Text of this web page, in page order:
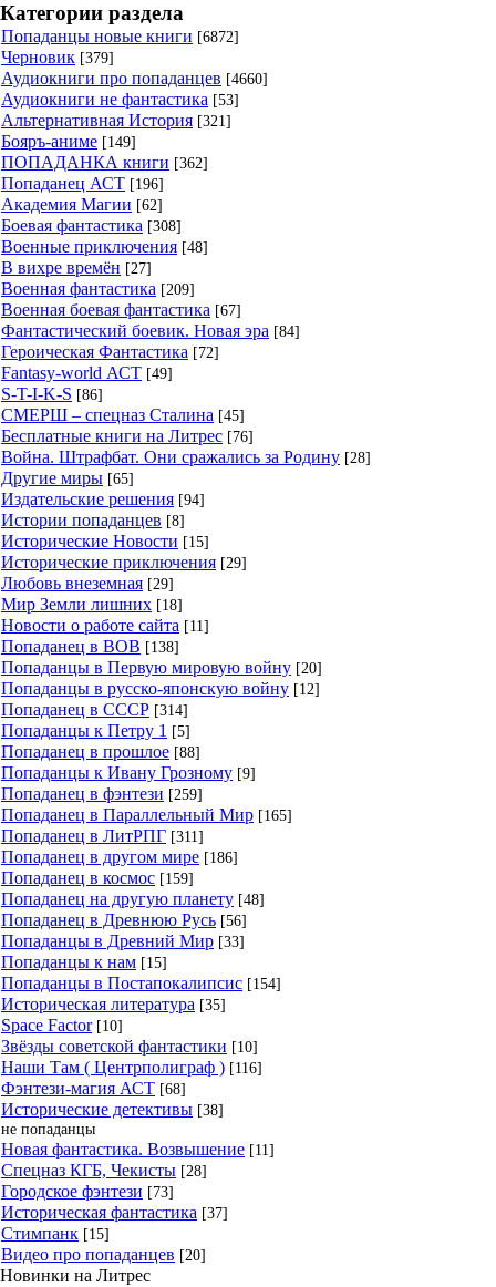
Категории раздела
Попаданцы новые книги [6872]
Черновик [379]
Аудиокниги про попаданцев [4660]
Аудиокниги не фантастика [53]
Альтернативная История [321]
Бояръ-аниме [149]
ПОПАДАНКА книги [362]
Попаданец АСТ [196]
Академия Магии [62]
Боевая фантастика [308]
Военные приключения [48]
В вихре времён [27]
Военная фантастика [209]
Военная боевая фантастика [67]
Фантастический боевик. Новая эра [84]
Героическая Фантастика [72]
Fantasy-world АСТ [49]
S-T-I-K-S [86]
СМЕРШ – спецназ Сталина [45]
Бесплатные книги на Литрес [76]
Война. Штрафбат. Они сражались за Родину [28]
Другие миры [65]
Издательские решения [94]
Истории попаданцев [8]
Исторические Новости [15]
Исторические приключения [29]
Любовь внеземная [29]
Мир Земли лишних [18]
Новости о работе сайта [11]
Попаданец в ВОВ [138]
Попаданцы в Первую мировую войну [20]
Попаданцы в русско-японскую войну [12]
Попаданец в СССР [314]
Попаданцы к Петру 1 [5]
Попаданец в прошлое [88]
Попаданцы к Ивану Грозному [9]
Попаданец в фэнтези [259]
Попаданец в Параллельный Мир [165]
Попаданец в ЛитРПГ [311]
Попаданец в другом мире [186]
Попаданец в космос [159]
Попаданец на другую планету [48]
Попаданец в Древнюю Русь [56]
Попаданцы в Древний Мир [33]
Попаданцы к нам [15]
Попаданцы в Постапокалипсис [154]
Историческая литература [35]
Space Factor [10]
Звёзды советской фантастики [10]
Наши Там ( Центрполиграф ) [116]
Фэнтези-магия АСТ [68]
Исторические детективы [38]
не попаданцы
Новая фантастика. Возвышение [11]
Спецназ КГБ, Чекисты [28]
Городское фэнтези [73]
Историческая фантастика [37]
Стимпанк [15]
Видео про попаданцев [20]
Новинки на Литрес